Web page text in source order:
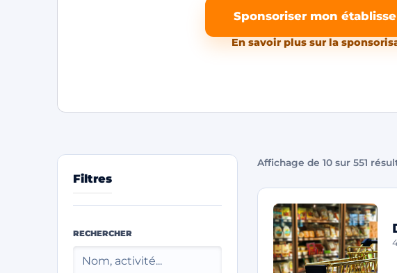
Sponsoriser mon
En savoir plus sur la
Filtres
RECHERCHER
Affichage de 10 sur 551